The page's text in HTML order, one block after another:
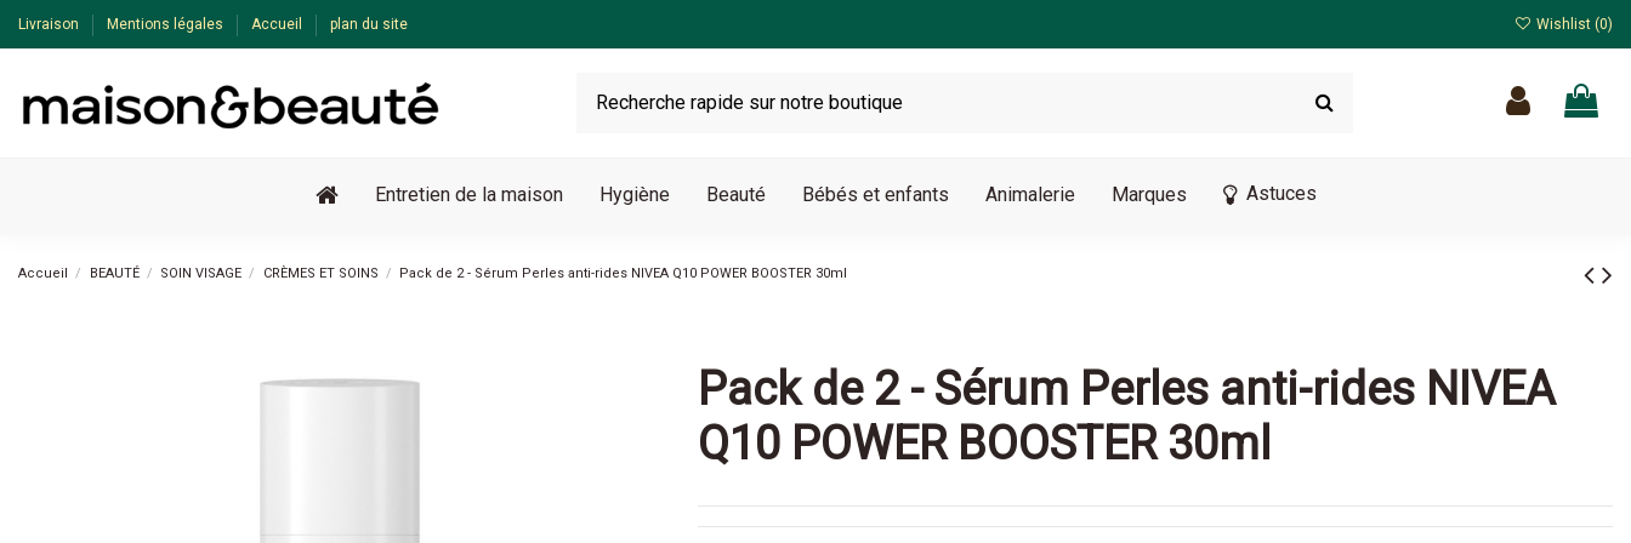
Livraison Mentions légales Accueil plan du site Wishlist (0)
Entretien de la maison Hygiène Beauté Bébés et enfants Animalerie Marques Astuces
Accueil BEAUTÉ SOIN VISAGE CRÈMES ET SOINS Pack de 2 - Sérum Perles anti-rides NIVEA Q10 POWER BOOSTER 30ml
Pack de 2 - Sérum Perles anti-rides NIVEA
Q10 POWER BOOSTER 30ml